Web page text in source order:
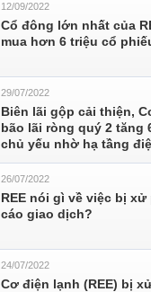
12/09/2022
Cổ đông lớn nhất của
mua hơn 6 triệu cổ
29/07/2022
Biên lãi gộp cải thiện,
bão lãi ròng quý 2 tăng
chủ yếu nhờ hạ tầng
26/07/2022
REE nói gì về việc bị
cáo giao dịch?
24/07/2022
Cơ điện lạnh (REE) bị